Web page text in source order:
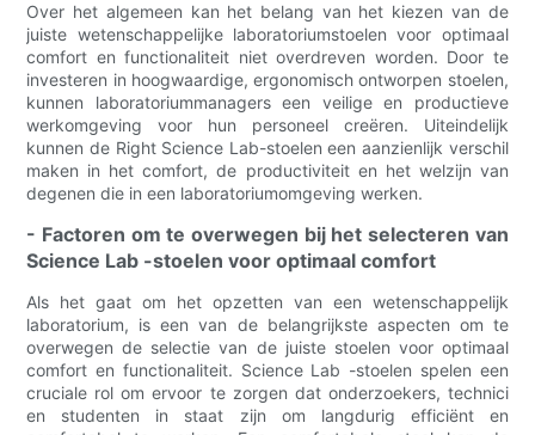
Over het algemeen kan het belang van het kiezen van de
juiste wetenschappelijke laboratoriumstoelen voor optimaal
comfort en functionaliteit niet overdreven worden. Door te
investeren in hoogwaardige, ergonomisch ontworpen stoelen,
kunnen laboratoriummanagers een veilige en productieve
werkomgeving voor hun personeel creëren. Uiteindelijk
kunnen de Right Science Lab-stoelen een aanzienlijk verschil
maken in het comfort, de productiviteit en het welzijn van
degenen die in een laboratoriumomgeving werken.
- Factoren om te overwegen bij het selecteren van
Science Lab -stoelen voor optimaal comfort
Als het gaat om het opzetten van een wetenschappelijk
laboratorium, is een van de belangrijkste aspecten om te
overwegen de selectie van de juiste stoelen voor optimaal
comfort en functionaliteit. Science Lab -stoelen spelen een
cruciale rol om ervoor te zorgen dat onderzoekers, technici
en studenten in staat zijn om langdurig efficiënt en